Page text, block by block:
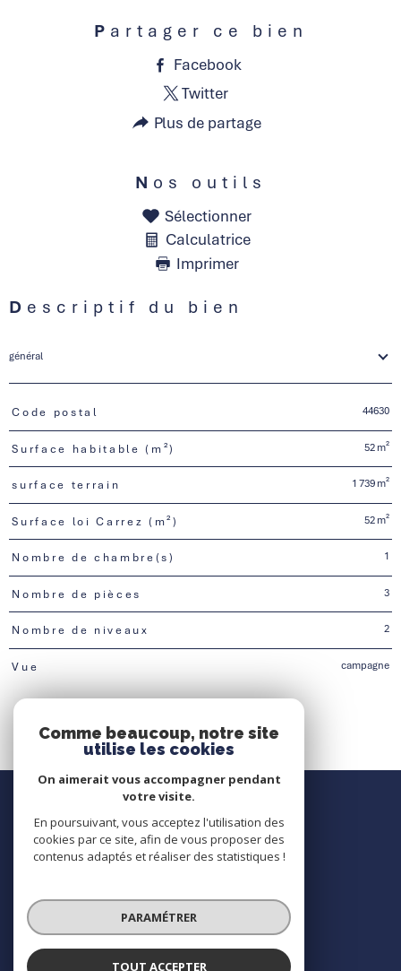
Partager ce bien
Facebook
Twitter
Plus de partage
Nos outils
Sélectionner
Calculatrice
Imprimer
Descriptif du bien
général
TRAD_PAMPERO_Caracteristique
Code postal 44630
Surface habitable (m²) 52 m²
surface terrain 1 739 m²
Surface loi Carrez (m²) 52 m²
Nombre de chambre(s) 1
Nombre de pièces 3
Nombre de niveaux 2
Vue campagne
Nous contacter
Contact
Nous suivre
© 2026 | Tous droits réservés | Traduction powered by Google |
Comme beaucoup, notre site
utilise les cookies
On aimerait vous accompagner pendant
votre visite.
En poursuivant, vous acceptez l'utilisation des
cookies par ce site, afin de vous proposer des
contenus adaptés et réaliser des statistiques !
PARAMÉTRER
TOUT ACCEPTER